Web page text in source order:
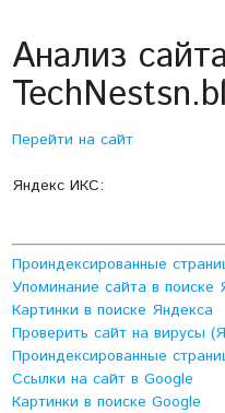
Анализ сайта
Перейти на сайт
Яндекс ИКС:
Проиндексированные
Упоминание сайта в поиске
Картинки в поиске Яндекса
Проверить сайт на вирусы
Проиндексированные
Ссылки на сайт в Google
Картинки в поиске Google